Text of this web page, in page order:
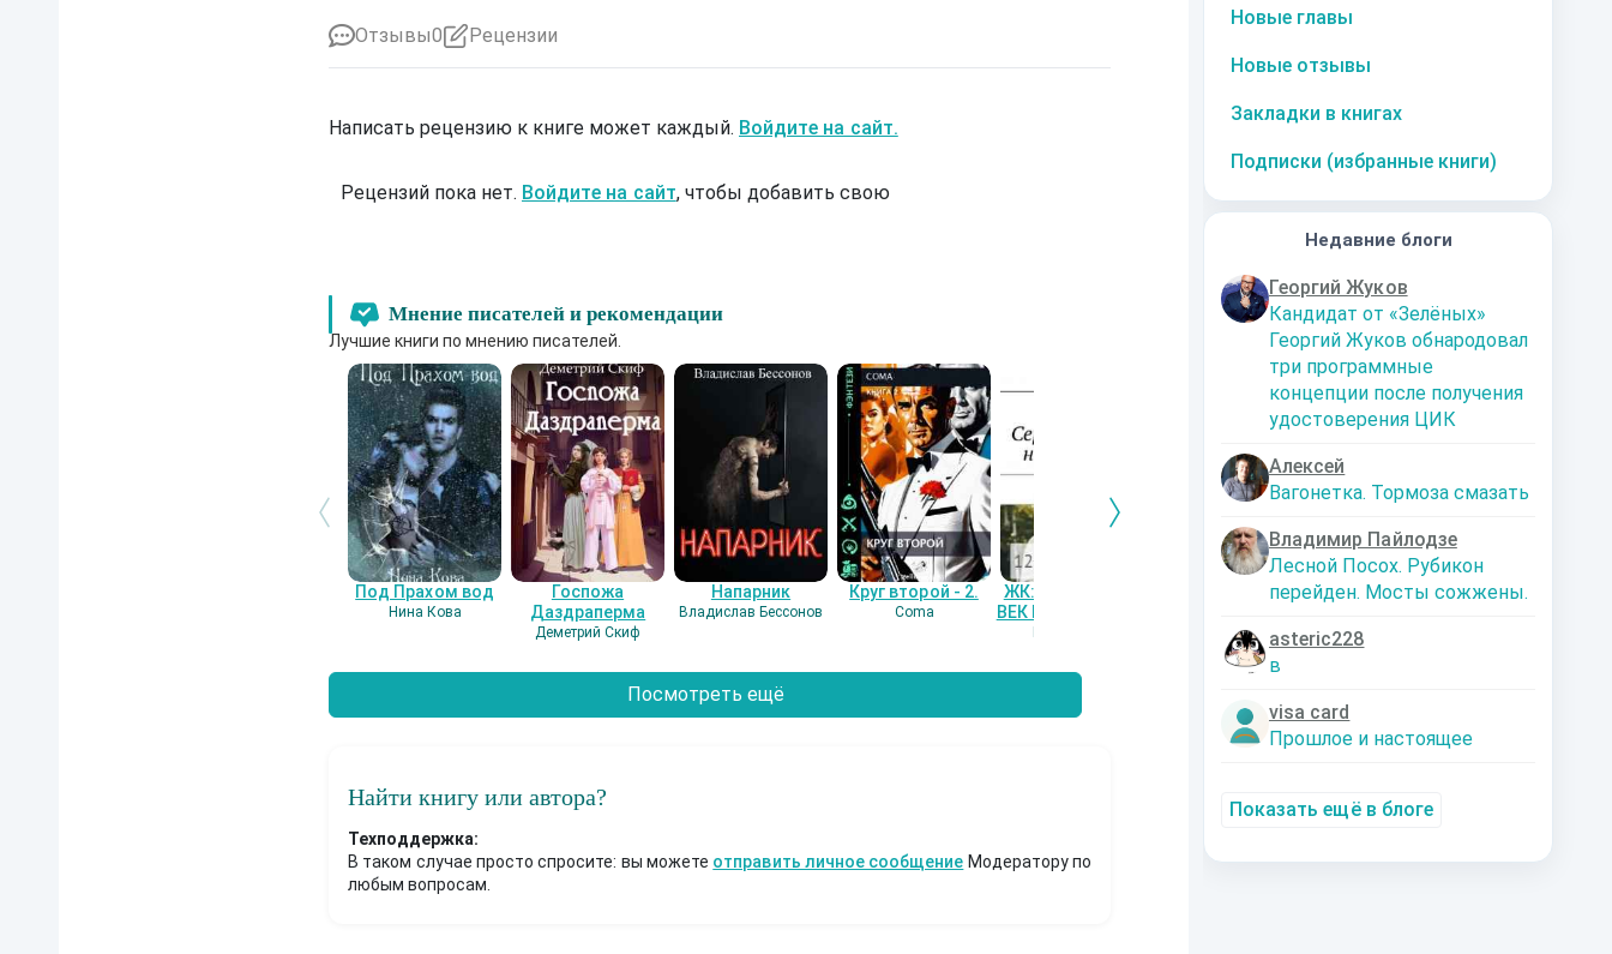
Новые главы
Новые отзывы
Закладки в книгах
Подписки (избранные книги)
Недавние блоги
Георгий Жуков
Кандидат от «Зелёных»
Георгий Жуков обнародовал
три программные
концепции после получения
удостоверения ЦИК
Алексей
Вагонетка. Тормоза смазать
Владимир Пайлодзе
Лесной Посох. Рубикон
перейден. Мосты сожжены.
asteric228
в
visa card
Прошлое и настоящее
Показать ещё в блоге
Отзывы0 Рецензии
Написать рецензию к книге может каждый. Войдите на сайт.
Рецензий пока нет. Войдите на сайт, чтобы добавить свою
Мнение писателей и рекомендации
Лучшие книги по мнению писателей.
Под Прахом вод
Нина Кова
Госпожа
Даздраперма
Деметрий Скиф
Напарник
Владислав Бессонов
Круг второй - 2.
Coma
ЖК: СЕРЕБРЯНЫЙ
ВЕК НАШЕЙ ЛЮБВИ
Гость-121359
Дальняя
Левадский Артем
Александрович
Кто я? Или как
современном мире
nastyaaaacha
1. Ксенолог
Посмотреть ещё
Найти книгу или автора?
Техподдержка:
В таком случае просто спросите: вы можете отправить личное сообщение Модератору по
любым вопросам.